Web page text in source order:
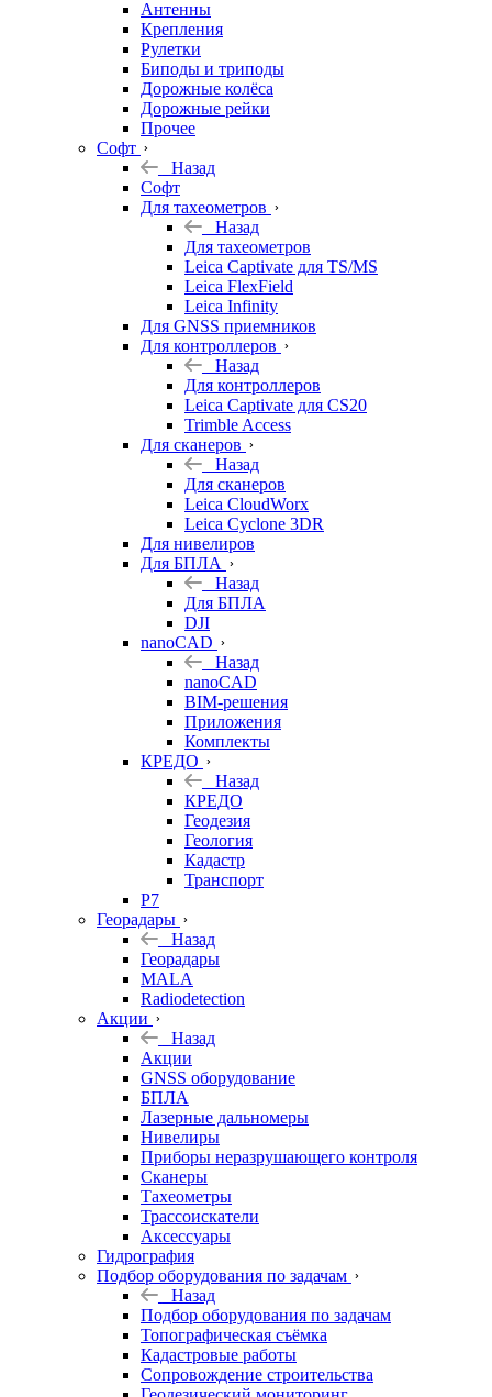
Антенны
Крепления
Рулетки
Биподы и триподы
Дорожные колёса
Дорожные рейки
Прочее
Софт
Назад
Софт
Для тахеометров
Назад
Для тахеометров
Leica Captivate для TS/MS
Leica FlexField
Leica Infinity
Для GNSS приемников
Для контроллеров
Назад
Для контроллеров
Leica Captivate для CS20
Trimble Access
Для сканеров
Назад
Для сканеров
Leica CloudWorx
Leica Cyclone 3DR
Для нивелиров
Для БПЛА
Назад
Для БПЛА
DJI
nanoCAD
Назад
nanoCAD
BIM-решения
Приложения
Комплекты
КРЕДО
Назад
КРЕДО
Геодезия
Геология
Кадастр
Транспорт
Р7
Георадары
Назад
Георадары
MALA
Radiodetection
Акции
Назад
Акции
GNSS оборудование
БПЛА
Лазерные дальномеры
Нивелиры
Приборы неразрушающего контроля
Сканеры
Тахеометры
Трассоискатели
Аксессуары
Гидрография
Подбор оборудования по задачам
Назад
Подбор оборудования по задачам
Топографическая съёмка
Кадастровые работы
Сопровождение строительства